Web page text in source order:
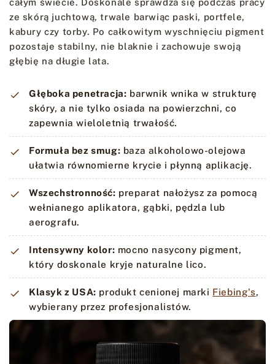
całym świecie. Doskonale sprawdza się podczas pracy
ze skórą juchtową, trwale barwiąc paski, portfele,
kabury czy torby. Po całkowitym wyschnięciu pigment
pozostaje stabilny, nie blaknie i zachowuje swoją
głębię na długie lata.
Głęboka penetracja: barwnik wnika w strukturę
skóry, a nie tylko osiada na powierzchni, co
zapewnia wieloletnią trwałość.
Formuła bez smug: baza alkoholowo-olejowa
ułatwia równomierne krycie i płynną aplikację.
Wszechstronność: preparat nałożysz za pomocą
wełnianego aplikatora, gąbki, pędzla lub
aerografu.
Intensywny kolor: mocno nasycony pigment,
który doskonale kryje naturalne lico.
Klasyk z USA: produkt cenionej marki Fiebing's,
wybierany przez profesjonalistów.